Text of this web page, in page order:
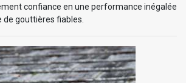
confiance en une performance inégalée
de gouttières fiables.